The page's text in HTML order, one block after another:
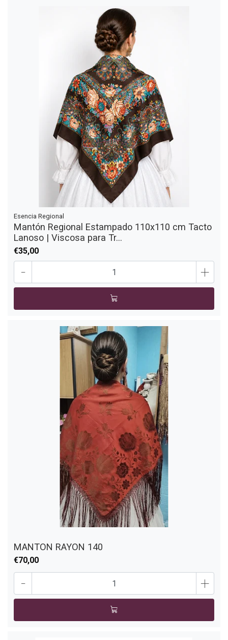
Esencia Regional
Mantón Regional Estampado 110x110 cm Tacto
Lanoso | Viscosa para Tr...
€35,00
- +
MANTON RAYON 140
€70,00
- +